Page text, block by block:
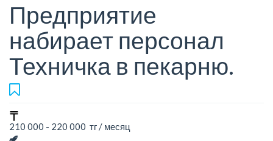
Предприятие
набирает персонал
Техничка в пекарню.
210 000 - 220 000 тг / месяц